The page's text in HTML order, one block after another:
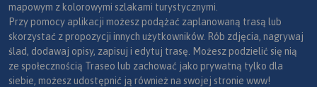
mapowym z kolorowymi szlakami turystycznymi.
Przy pomocy aplikacji możesz podążać zaplanowaną trasą lub
skorzystać z propozycji innych użytkowników. Rób zdjęcia, nagrywaj
ślad, dodawaj opisy, zapisuj i edytuj trasę. Możesz podzielić się nią
ze społecznością Traseo lub zachować jako prywatną tylko dla
siebie, możesz udostępnić ją również na swojej stronie www!